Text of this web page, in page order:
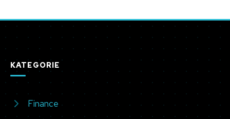
KATEGORIE
Finance